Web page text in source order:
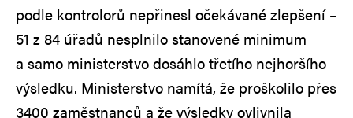
podle kontrolorů nepřinesl očekávané zlepšení –
51 z 84 úřadů nesplnilo stanovené minimum
a samo ministerstvo dosáhlo třetího nejhoršího
výsledku. Ministerstvo namítá, že proškolilo přes
3400 zaměstnanců a že výsledky ovlivnila